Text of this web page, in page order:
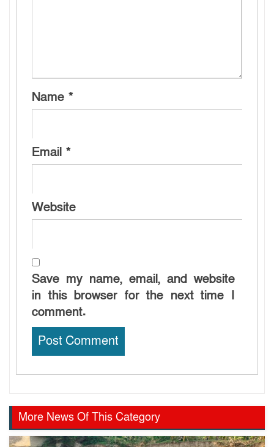
Name *
Email *
Website
Save my name, email, and website
in this browser for the next time I
comment.
More News Of This Category